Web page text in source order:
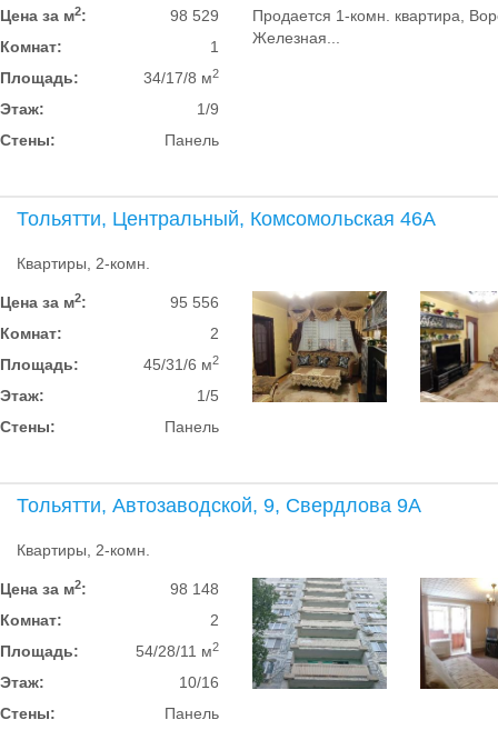
Цена за м2:
98 529
Комнат:
1
Площадь:
34/17/8 м2
Этаж:
1/9
Стены:
Панель
Продается 1-комн. квартира,
Железная...
Тольятти, Центральный, Комсомольская 46А
Квартиры, 2-комн.
Цена за м2:
95 556
Комнат:
2
Площадь:
45/31/6 м2
Этаж:
1/5
Стены:
Панель
Тольятти, Автозаводской, 9, Свердлова 9А
Квартиры, 2-комн.
Цена за м2:
98 148
Комнат:
2
Площадь:
54/28/11 м2
Этаж:
10/16
Стены:
Панель